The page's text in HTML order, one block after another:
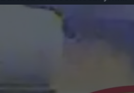
zarzutami